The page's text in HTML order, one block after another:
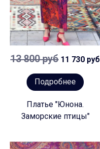
13 800 руб 11 730 руб
Подробнее
Платье "Юнона.
Заморские птицы"